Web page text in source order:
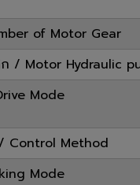
of Motor Gear
ก / Motor Hydraulic
Mode
Control Method
Mode